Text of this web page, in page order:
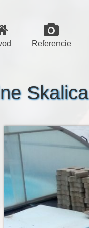
Referencie
Skalica